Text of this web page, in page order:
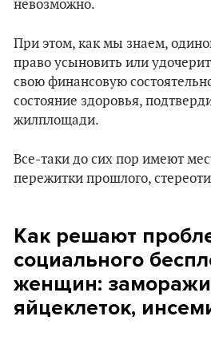
невозможно.
При этом, как мы знаем,
право усыновить или
свою финансовую
состояние здоровья,
жилплощади.
Все-таки до сих пор имеют
пережитки прошлого,
Как решают
социального
женщин:
яйцеклеток,